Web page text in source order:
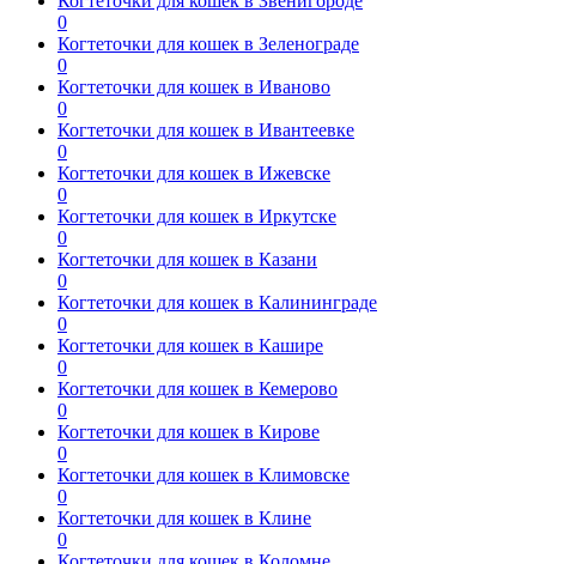
0
Когтеточки для кошек в Зеленограде
0
Когтеточки для кошек в Иваново
0
Когтеточки для кошек в Ивантеевке
0
Когтеточки для кошек в Ижевске
0
Когтеточки для кошек в Иркутске
0
Когтеточки для кошек в Казани
0
Когтеточки для кошек в Калининграде
0
Когтеточки для кошек в Кашире
0
Когтеточки для кошек в Кемерово
0
Когтеточки для кошек в Кирове
0
Когтеточки для кошек в Климовске
0
Когтеточки для кошек в Клине
0